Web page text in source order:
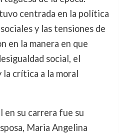
centrada en la política
y las tensiones de
en la manera en que
social, el
crítica a la moral
su carrera fue su
Maria Angelina